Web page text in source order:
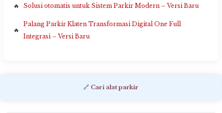
Solusi otomatis untuk Sistem Parkir Modern – Versi Baru
Palang Parkir Klaten Transformasi Digital One Full
Integrasi – Versi Baru
🔗 Cari alat parkir